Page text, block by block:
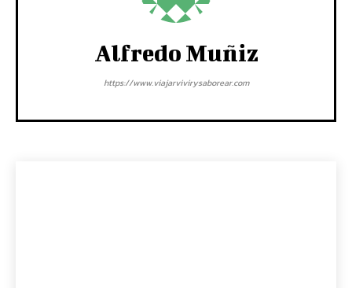
Alfredo Muñiz
https://www.viajarvivirysaborear.com